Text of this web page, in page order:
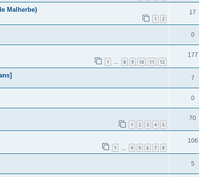
Malherbe)
1 2
17
0
1 … 8 9 10 11 12
177
7
0
1 2 3 4 5
70
1 4 5 6 7 8
106
5